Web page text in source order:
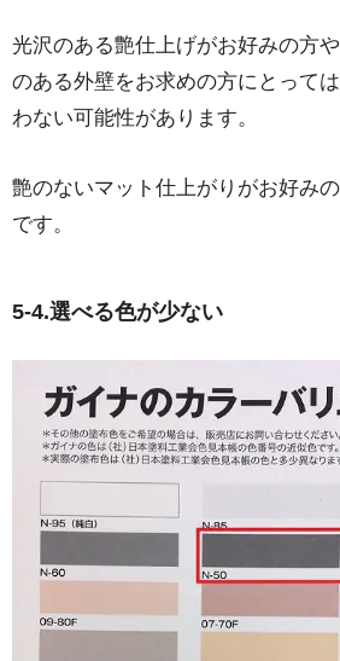
光沢のある艶仕上げがお好みの方
のある外壁をお求めの方にとって
わない可能性があります。
艶のないマット仕上がりがお好み
です。
5-4.選べる色が少ない